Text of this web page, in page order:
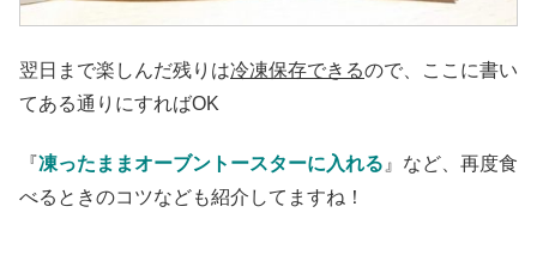
翌日まで楽しんだ残りは冷凍保存できるので、ここに書い
てある通りにすればOK
『凍ったままオーブントースターに入れる 』など、再度食
べるときのコツなども紹介してますね！